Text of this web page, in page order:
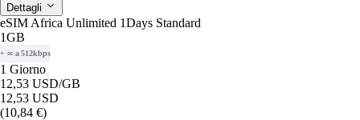
Dettagli
eSIM Africa Unlimited 1Days Standard
1GB
+ ∞ a 512kbps
1 Giorno
12,53 USD/GB
12,53 USD
(10,84 €)